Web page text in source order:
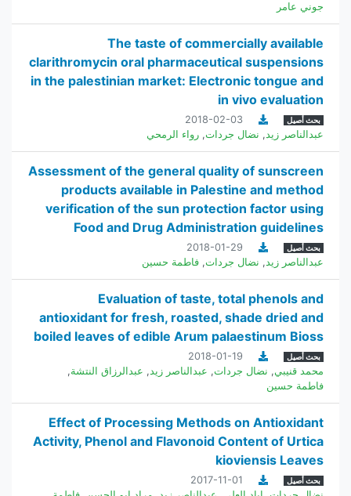
جوني عامر
The taste of commercially available
clarithromycin oral pharmaceutical suspensions
in the palestinian market: Electronic tongue and
in vivo evaluation
بحث أصيل
2018-02-03
عبدالناصر زيد, نضال جردات, رواء الرمحي
Assessment of the general quality of sunscreen
products available in Palestine and method
verification of the sun protection factor using
Food and Drug Administration guidelines
بحث أصيل
2018-01-29
عبدالناصر زيد, نضال جردات, فاطمة حسين
Evaluation of taste, total phenols and
antioxidant for fresh, roasted, shade dried and
boiled leaves of edible Arum palaestinum Bioss
بحث أصيل
2018-01-19
محمد قنيبي, نضال جردات, عبدالناصر زيد, عبدالرزاق النتشة,
فاطمة حسين
Effect of Processing Methods on Antioxidant
Activity, Phenol and Flavonoid Content of Urtica
kioviensis Leaves
بحث أصيل
2017-11-01